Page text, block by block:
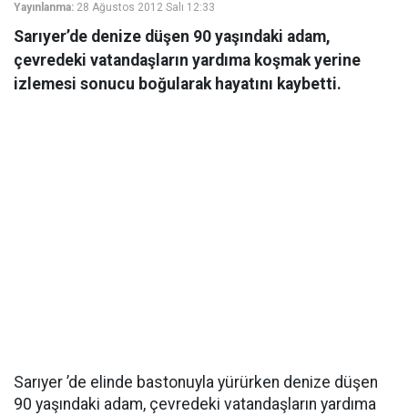
Yayınlanma: 28 Ağustos 2012 Salı 12:33
Sarıyer’de denize düşen 90 yaşındaki adam,
çevredeki vatandaşların yardıma koşmak yerine
izlemesi sonucu boğularak hayatını kaybetti.
Sarıyer ’de elinde bastonuyla yürürken denize düşen
90 yaşındaki adam, çevredeki vatandaşların yardıma